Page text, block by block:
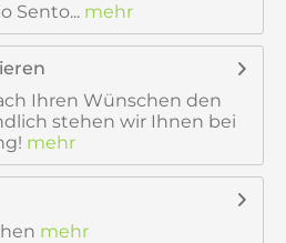
Sento... mehr
Ihren Wünschen den
stehen wir Ihnen bei
mehr
mehr